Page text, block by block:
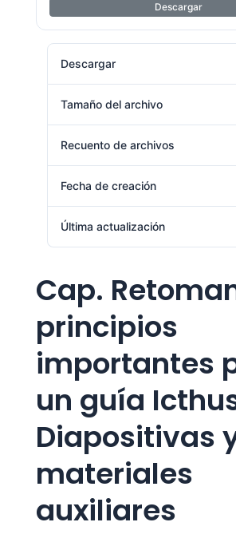
Descargar
Descargar
Tamaño del archivo
Recuento de archivos
Fecha de creación
Última actualización
Cap.
principios
importantes
un guía
Diapositivas
materiales
auxiliares